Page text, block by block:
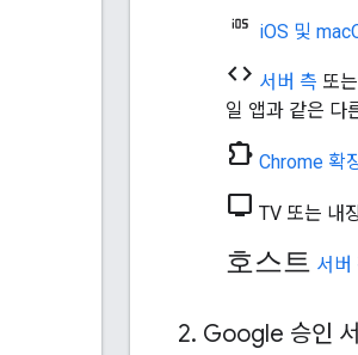
iOS 및
code 서버 측 또는
일 앱과 같은 다
chrome_extension Chrome 확
tv TV 또는 내
호스트 서버
2. Google 승인